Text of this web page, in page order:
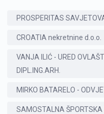
PROSPERITAS
CROATIA nekretnine d.o.o.
VANJA ILIĆ - URED
DIPL.ING.ARH.
MIRKO BATARELO -
SAMOSTALNA